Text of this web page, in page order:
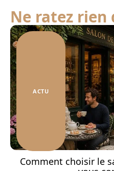
Ne ratez rien
ACTU
Comment choisir le